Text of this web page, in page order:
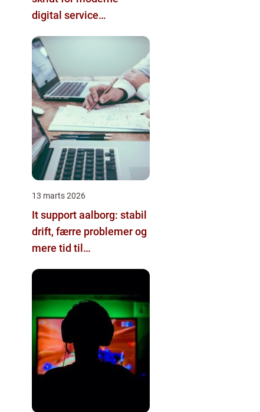
digital service
13 marts 2026
It support aalborg: stabil
drift, færre problemer og
mere tid til